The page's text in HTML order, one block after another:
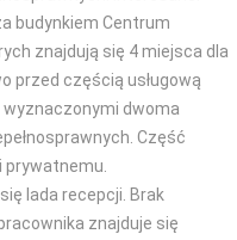
budynkiem Centrum
znajdują się 4 miejsca dla
przed częścią usługową
wyznaczonymi dwoma
Część
lada recepcji. Brak
znajduje się